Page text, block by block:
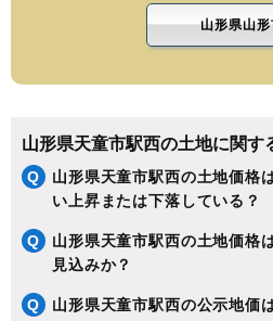
山形県山
山形県天童市駅西の土地に関す
Q
山形県天童市駅西の土地価格
い上昇または下落している？
Q
山形県天童市駅西の土地価格
見込みか？
Q 山形県天童市駅西の公示地価